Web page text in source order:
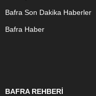
Bafra Son Dakika Haberler
Bafra Haber
BAFRA REHBERİ